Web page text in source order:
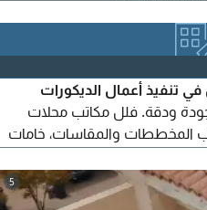
تنفيذ أعمال الديكورات
جودة ودقة. فلل مكاتب محلات
المخططات والمقاسات، خامات
بالمواعيد. نرحب في التعاون مع
الهندسية لتنفيذ المشاريع.
سعر
5